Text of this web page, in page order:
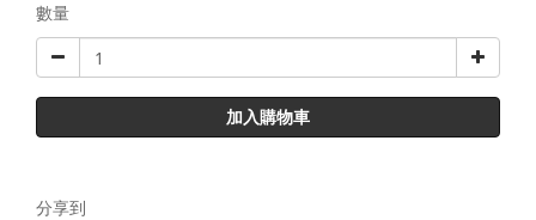
數量
加入購物車
分享到